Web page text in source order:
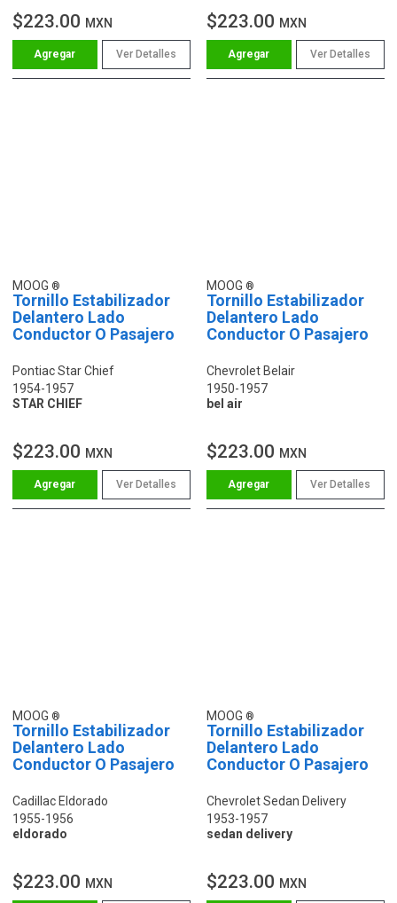
$223.00 MXN
Ver Detalles
$223.00 MXN
Ver Detalles
MOOG
Tornillo Estabilizador
Delantero Lado
Conductor O Pasajero
Pontiac Star Chief
1954-1957
STAR CHIEF
$223.00 MXN
Ver Detalles
MOOG
Tornillo Estabilizador
Delantero Lado
Conductor O Pasajero
Chevrolet Belair
1950-1957
bel air
$223.00 MXN
Ver Detalles
MOOG
Tornillo Estabilizador
Delantero Lado
Conductor O Pasajero
Cadillac Eldorado
1955-1956
eldorado
$223.00 MXN
MOOG
Tornillo Estabilizador
Delantero Lado
Conductor O Pasajero
Chevrolet Sedan Delivery
1953-1957
sedan delivery
$223.00 MXN